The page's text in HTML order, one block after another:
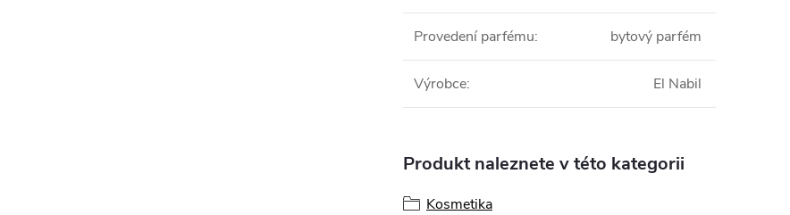
Provedení parfému: bytový parfém
Výrobce: El Nabil
Produkt naleznete v této kategorii
Kosmetika